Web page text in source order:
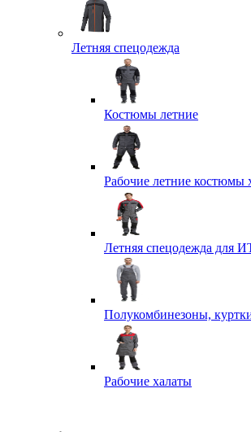
Летняя спецодежда
Костюмы летние
Рабочие летние костюмы
Летняя спецодежда для
Полукомбинезоны,
Рабочие халаты